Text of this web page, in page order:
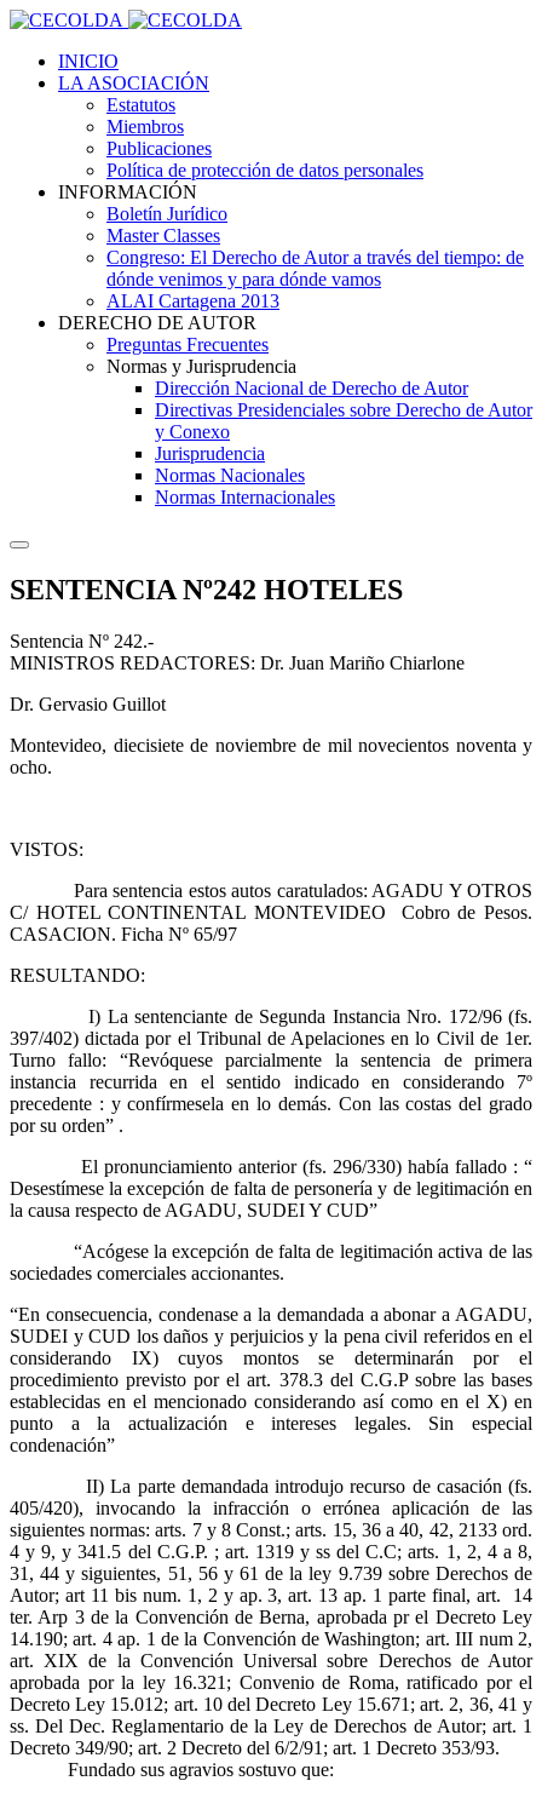
INICIO
LA ASOCIACIÓN
Estatutos
Miembros
Publicaciones
Política de protección de datos personales
INFORMACIÓN
Boletín Jurídico
Master Classes
Congreso: El Derecho de Autor a través del tiempo: de
dónde venimos y para dónde vamos
ALAI Cartagena 2013
DERECHO DE AUTOR
Preguntas Frecuentes
Normas y Jurisprudencia
Dirección Nacional de Derecho de Autor
Directivas Presidenciales sobre Derecho de Autor
y Conexo
Jurisprudencia
Normas Nacionales
Normas Internacionales
SENTENCIA Nº242 HOTELES
Sentencia Nº 242.-
MINISTROS REDACTORES: Dr. Juan Mariño Chiarlone
Dr. Gervasio Guillot
Montevideo, diecisiete de noviembre de mil novecientos noventa y
ocho.
VISTOS:
Para sentencia estos autos caratulados: AGADU Y OTROS
C/ HOTEL CONTINENTAL MONTEVIDEO Cobro de Pesos.
CASACION. Ficha Nº 65/97
RESULTANDO:
I) La sentenciante de Segunda Instancia Nro. 172/96 (fs.
397/402) dictada por el Tribunal de Apelaciones en lo Civil de 1er.
Turno fallo: “Revóquese parcialmente la sentencia de primera
instancia recurrida en el sentido indicado en considerando 7º
precedente : y confírmesela en lo demás. Con las costas del grado
por su orden” .
El pronunciamiento anterior (fs. 296/330) había fallado : “
Desestímese la excepción de falta de personería y de legitimación en
la causa respecto de AGADU, SUDEI Y CUD”
“Acógese la excepción de falta de legitimación activa de las
sociedades comerciales accionantes.
“En consecuencia, condenase a la demandada a abonar a AGADU,
SUDEI y CUD los daños y perjuicios y la pena civil referidos en el
considerando IX) cuyos montos se determinarán por el
procedimiento previsto por el art. 378.3 del C.G.P sobre las bases
establecidas en el mencionado considerando así como en el X) en
punto a la actualización e intereses legales. Sin especial
condenación”
II) La parte demandada introdujo recurso de casación (fs.
405/420), invocando la infracción o errónea aplicación de las
siguientes normas: arts. 7 y 8 Const.; arts. 15, 36 a 40, 42, 2133 ord.
4 y 9, y 341.5 del C.G.P. ; art. 1319 y ss del C.C; arts. 1, 2, 4 a 8,
31, 44 y siguientes, 51, 56 y 61 de la ley 9.739 sobre Derechos de
Autor; art 11 bis num. 1, 2 y ap. 3, art. 13 ap. 1 parte final, art. 14
ter. Arp 3 de la Convención de Berna, aprobada pr el Decreto Ley
14.190; art. 4 ap. 1 de la Convención de Washington; art. III num 2,
art. XIX de la Convención Universal sobre Derechos de Autor
aprobada por la ley 16.321; Convenio de Roma, ratificado por el
Decreto Ley 15.012; art. 10 del Decreto Ley 15.671; art. 2, 36, 41 y
ss. Del Dec. Reglamentario de la Ley de Derechos de Autor; art. 1
Decreto 349/90; art. 2 Decreto del 6/2/91; art. 1 Decreto 353/93.
Fundado sus agravios sostuvo que: